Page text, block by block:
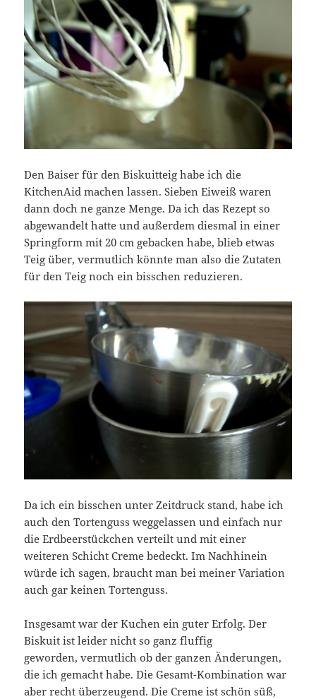
Den Baiser für den Biskuitteig habe ich die
KitchenAid machen lassen. Sieben Eiweiß waren
dann doch ne ganze Menge. Da ich das Rezept so
abgewandelt hatte und außerdem diesmal in einer
Springform mit 20 cm gebacken habe, blieb etwas
Teig über, vermutlich könnte man also die Zutaten
für den Teig noch ein bisschen reduzieren.
Da ich ein bisschen unter Zeitdruck stand, habe ich
auch den Tortenguss weggelassen und einfach nur
die Erdbeerstückchen verteilt und mit einer
weiteren Schicht Creme bedeckt. Im Nachhinein
würde ich sagen, braucht man bei meiner Variation
auch gar keinen Tortenguss.
Insgesamt war der Kuchen ein guter Erfolg. Der
Biskuit ist leider nicht so ganz fluffig
geworden, vermutlich ob der ganzen Änderungen,
die ich gemacht habe. Die Gesamt-Kombination war
aber recht überzeugend. Die Creme ist schön süß,